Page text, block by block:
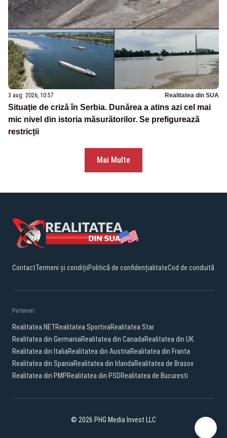
3 aug. 2026, 10:57 Realitatea din SUA
Situație de criză în Serbia. Dunărea a atins azi cel mai
mic nivel din istoria măsurătorilor. Se prefigurează
restricții
Mai Multe
ContactTermeni și condițiiPolitică de confidențialitateCod de conduită
Parteneri:
Realitatea.NETRealitatea SportivaRealitatea Star
Realitatea din GermaniaRealitatea din CanadaRealitatea din UK
Realitatea din ItaliaRealitatea din AustriaRealitatea din Franta
Realitatea din SpaniaRealitatea din IrlandaRealitatea de Brasov
Realitatea din PMPRealitatea din PSDRealitatea de Bucuresti
© 2026 PHG Media Invest LLC